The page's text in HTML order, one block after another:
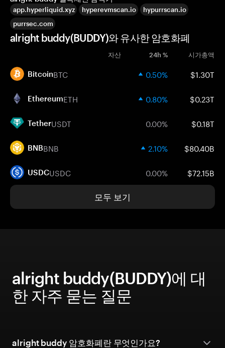
app.hyperliquid.xyz hyperevmscan.io
hypurrscan.io
purrsec.com
alright buddy(BUDDY)와 유사한 암호화폐
자산 24h % 시가총액
BitcoinBTC 0.50% $1.30T
EthereumETH 0.80% $0.23T
TetherUSDT 0.00% $0.18T
BNBBNB 2.10% $80.40B
USDCUSDC 0.00% $72.15B
모두 보기
alright buddy(BUDDY)에 대
한 자주 묻는 질문
alright buddy 암호화폐란 무엇인가요?